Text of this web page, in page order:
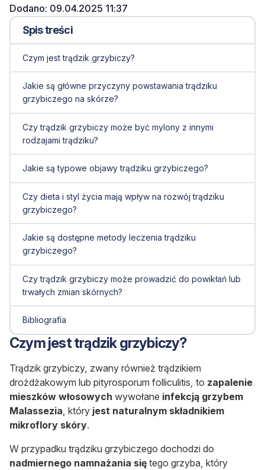
Dodano: 09.04.2025 11:37
Spis treści
Czym jest trądzik grzybiczy?
Jakie są główne przyczyny powstawania trądziku
grzybiczego na skórze?
Czy trądzik grzybiczy może być mylony z innymi
rodzajami trądziku?
Jakie są typowe objawy trądziku grzybiczego?
Czy dieta i styl życia mają wpływ na rozwój trądziku
grzybiczego?
Jakie są dostępne metody leczenia trądziku
grzybiczego?
Czy trądzik grzybiczy może prowadzić do powikłań lub
trwałych zmian skórnych?
Bibliografia
Czym jest trądzik grzybiczy?
Trądzik grzybiczy, zwany również trądzikiem
drożdżakowym lub pityrosporum folliculitis, to zapalenie
mieszków włosowych wywołane infekcją grzybem
Malassezia , który jest naturalnym składnikiem
mikroflory skóry.
W przypadku trądziku grzybiczego dochodzi do
nadmiernego namnażania się tego grzyba, który